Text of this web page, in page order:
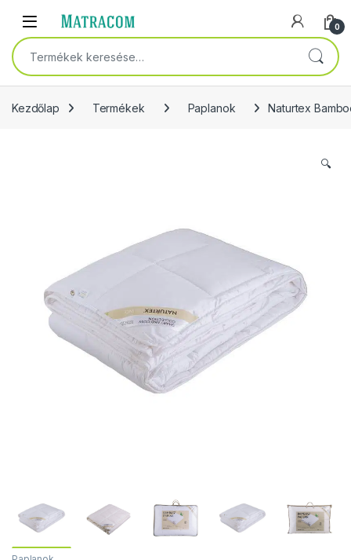
Open 0
Keresés a következőre:
Kezdőlap Termékek Paplanok Naturtex
🔍